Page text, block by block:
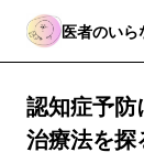
医者のいら
認知症予
治療法を